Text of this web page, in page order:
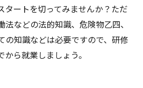
タートを切ってみませんか？ただ
法などの法的知識、危険物乙四、
の知識などは必要ですので、研修
ら就業しましょう。